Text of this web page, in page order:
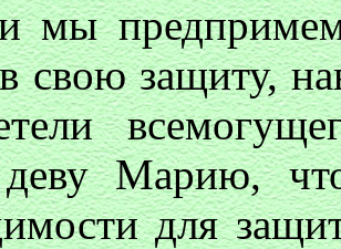
мы
свою защиту,
Марию,
для